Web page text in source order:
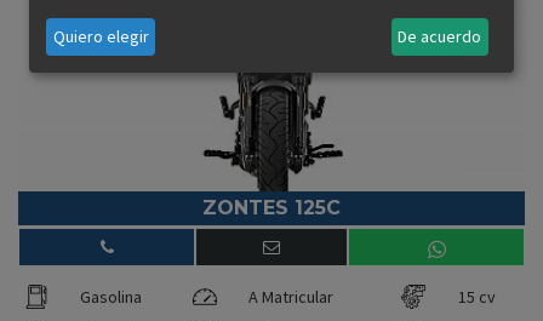
ZONTES 125C
Gasolina A Matricular
15 cv
Quiero elegir De acuerdo